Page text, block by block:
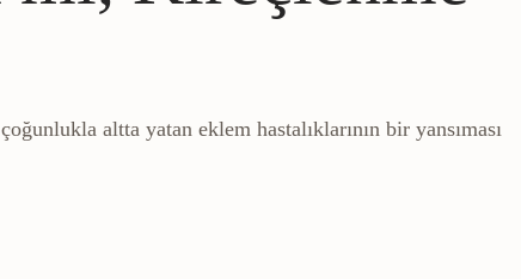
altta yatan eklem hastalıklarının bir yansıması